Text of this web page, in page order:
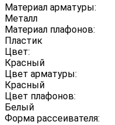
Материал арматуры:
Металл
Материал плафонов:
Пластик
Цвет:
Красный
Цвет арматуры:
Красный
Цвет плафонов:
Белый
Форма рассеивателя: